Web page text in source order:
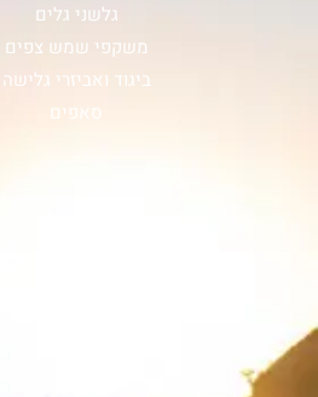
גלשני גלים
משקפי שמש צפים
ביגוד ואביזרי גלישה
סאפים